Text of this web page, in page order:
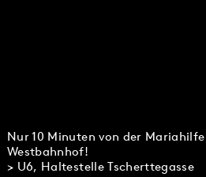
Nur 10 Minuten von der
Westbahnhof!
> U6, Haltestelle Tscherttegasse